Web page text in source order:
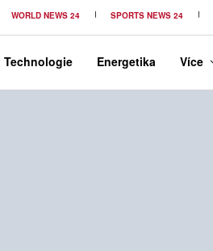
WORLD NEWS 24 SPORTS NEWS 24
Technologie Energetika Více